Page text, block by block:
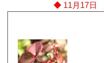
◆ 11月17日